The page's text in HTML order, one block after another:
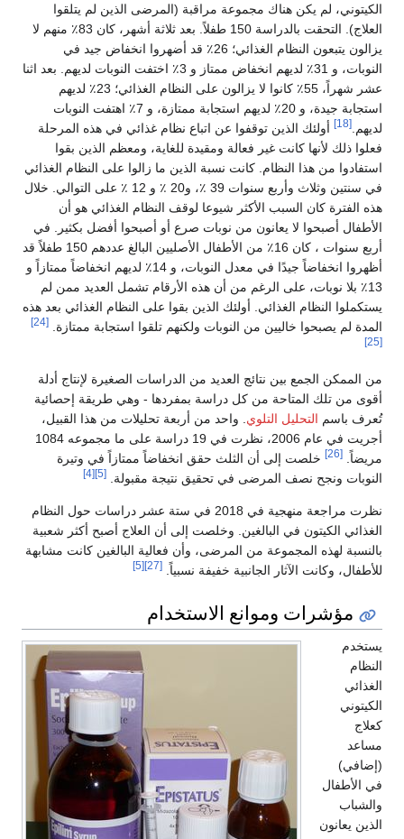
الكيتوني، لم يكن هناك مجموعة مراقبة (المرضى الذين لم يتلقوا
العلاج). التحقت بالدراسة 150 طفلاً. بعد ثلاثة أشهر، كان 83٪ منهم لا
يزالون يتبعون النظام الغذائي؛ 26٪ قد أضهروا انخفاض جيد في
النوبات، و 31٪ لديهم انخفاض ممتاز و 3٪ اختفت النوبات لديهم. بعد اثنا
عشر شهراً، 55٪ كانوا لا يزالون على النظام الغذائي؛ 23٪ لديهم
استجابة جيدة، و 20٪ لديهم استجابة ممتازة، و 7٪ اهتفت النوبات
لديهم. [18]
أولئك الذين توقفوا عن اتباع نظام غذائي في هذه المرحلة
فعلوا ذلك لأنها كانت غير فعالة ومقيدة للغاية، ومعظم الذين بقوا
استفادوا من هذا النظام. كانت نسبة الذين ما زالوا على النظام الغذائي
في سنتين وثلاث وأربع سنوات 39 ٪، و20 ٪ و 12 ٪ على التوالي. خلال
هذه الفترة كان السبب الأكثر شيوعا لوقف النظام الغذائي هو أن
الأطفال أصبحوا لا يعانون من نوبات صرع أو أصبحوا أفضل بكثير. في
أربع سنوات ، كان 16٪ من الأطفال الأصليين البالغ عددهم 150 طفلاً قد
أظهروا انخفاضاً جيدًا في معدل النوبات، و 14٪ لديهم انخفاضاً ممتازاً و
13٪ بلا نوبات، على الرغم من أن هذه الأرقام تشمل العديد ممن لم
يستكملوا النظام الغذائي. أولئك الذين بقوا على النظام الغذائي بعد هذه
المدة لم يصبحوا خاليين من النوبات ولكنهم تلقوا استجابة ممتازة.
[24]
[25]
من الممكن الجمع بين نتائج العديد من الدراسات الصغيرة لإنتاج أدلة
أقوى من تلك المتاحة من كل دراسة بمفردها - وهي طريقة إحصائية
تُعرف باسم التحليل التلوي . واحد من أربعة تحليلات من هذا القبيل،
أجريت في عام 2006، نظرت في 19 دراسة على ما مجموعه 1084
مريضاً. [26]
خلصت إلى أن الثلث حقق انخفاضاً ممتازاً في وتيرة
النوبات ونجح نصف المرضى في تحقيق نتيجة مقبولة.
[5]
[4]
نظرت مراجعة منهجية في 2018 في ستة عشر دراسات حول النظام
الغذائي الكيتون في البالغين. وخلصت إلى أن العلاج أصبح أكثر شعبية
بالنسبة لهذه المجموعة من المرضى، وأن فعالية البالغين كانت مشابهة
للأطفال، وكانت الآثار الجانبية خفيفة نسبياً. [27]
[5]
مؤشرات وموانع الاستخدام
يستخدم
النظام
الغذائي
الكيتوني
كعلاج
مساعد
(إضافي)
في الأطفال
والشباب
الذين يعانون